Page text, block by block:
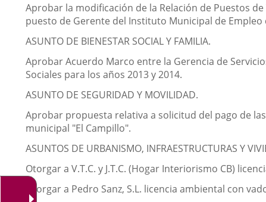
Aprobar la modificación de la Relación de Puestos
puesto de Gerente del Instituto Municipal de Empleo
ASUNTO DE BIENESTAR SOCIAL Y FAMILIA.
Aprobar Acuerdo Marco entre la Gerencia de
Sociales para los años 2013 y 2014.
ASUNTO DE SEGURIDAD Y MOVILIDAD.
Aprobar propuesta relativa a solicitud del pago de
municipal "El Campillo".
ASUNTOS DE URBANISMO, INFRAESTRUCTURAS Y
Otorgar a V.T.C. y J.T.C. (Hogar Interiorismo CB)
Otorgar a Pedro Sanz, S.L. licencia ambiental con